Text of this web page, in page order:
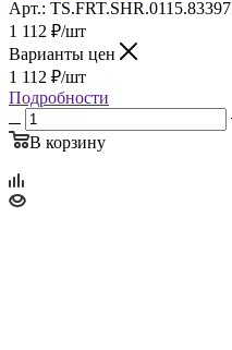
Арт.: TS.FRT.SHR.0115.83397
1 112 ₽/шт
Варианты цен
1 112 ₽/шт
Подробности
В корзину